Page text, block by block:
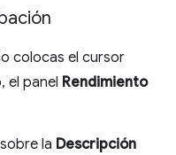
colocas el cursor
el panel Rendimiento
la Descripción